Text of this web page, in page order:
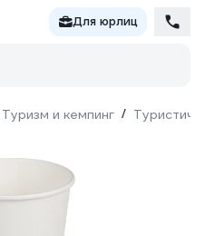
Для юрлиц
Туризм и кемпинг /